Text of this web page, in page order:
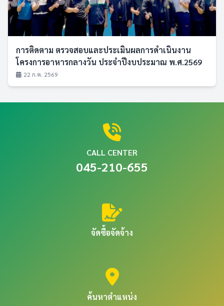
การติดตาม ตรวจสอบและประเมินผลการดำเนินงาน
โครงการอาหารกลางวัน ประจำปีงบประมาณ พ.ศ.2569
22 ก.ค. 2569
CALL CENTER
045-210-655
จัดซื้อจัดจ้าง
ค้นหาตำแหน่ง